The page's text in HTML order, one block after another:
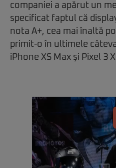
companiei a apărut un
specificat faptul că
nota A+, cea mai înaltă
primit-o în ultimele
iPhone XS Max şi Pixel 3